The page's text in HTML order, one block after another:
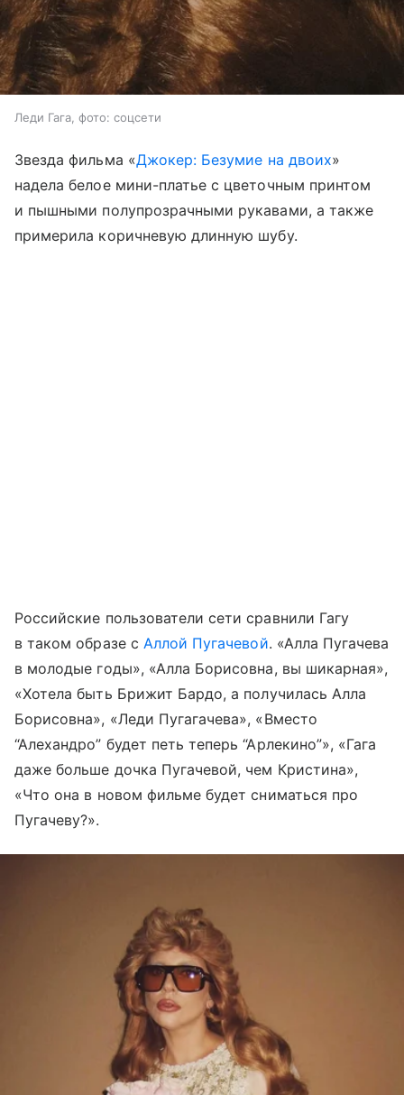
Леди Гага, фото: соцсети
Звезда фильма «Джокер: Безумие на двоих»
надела белое мини-платье с цветочным принтом
и пышными полупрозрачными рукавами, а также
примерила коричневую длинную шубу.
Российские пользователи сети сравнили Гагу
в таком образе с Аллой Пугачевой. «Алла Пугачева
в молодые годы», «Алла Борисовна, вы шикарная»,
«Хотела быть Брижит Бардо, а получилась Алла
Борисовна», «Леди Пугагачева», «Вместо
“Алехандро” будет петь теперь “Арлекино”», «Гага
даже больше дочка Пугачевой, чем Кристина»,
«Что она в новом фильме будет сниматься про
Пугачеву?».